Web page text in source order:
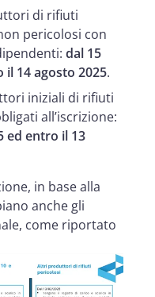
di rifiuti
pericolosi con
dal 15
il 14 agosto 2025.
iniziali di rifiuti
all’iscrizione:
ed entro il 13
in base alla
anche gli
come riportato